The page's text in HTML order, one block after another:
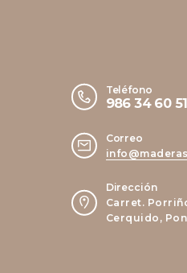
Teléfono
986 34 60 51
Correo
Dirección
Carret.
Cerquido,